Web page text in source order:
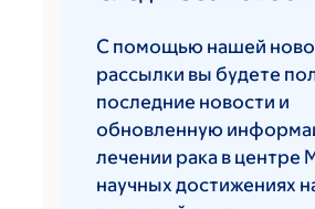
С помощью нашей
рассылки вы будете
последние новости и
обновленную
лечении рака в центре
научных достижениях